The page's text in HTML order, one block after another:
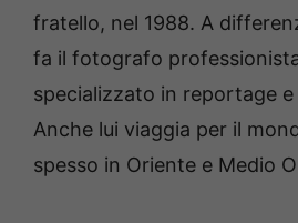
fratello, nel 1988. A
fa il fotografo
specializzato in reportage
Anche lui viaggia per il
spesso in Oriente e Medio